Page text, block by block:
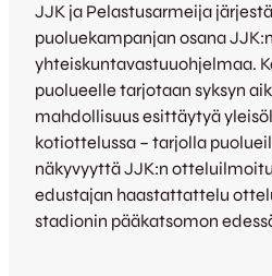
JJK ja Pelastusarmeija
puoluekampanjan osana JJK:n
yhteiskuntavastuuohjelmaa.
puolueelle tarjotaan syksyn
mahdollisuus esittäytyä
kotiottelussa – tarjolla
näkyvyyttä JJK:n
edustajan haastattattelu
stadionin pääkatsomon